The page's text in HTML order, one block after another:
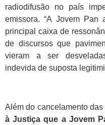
radiodifusão no país
emissora. “A Jovem Pan
principal caixa de
de discursos que
vieram a ser
indevida de suposta
Além do cancelamento das
à Justiça que a Jovem